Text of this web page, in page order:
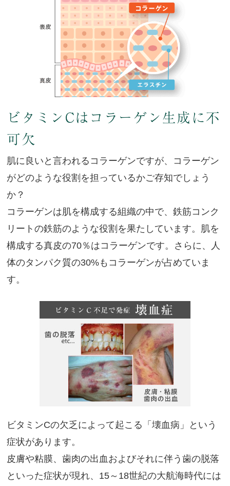
ビタミンCはコラーゲン生成に不
可欠
肌に良いと言われるコラーゲンですが、コラーゲン
がどのような役割を担っているかご存知でしょう
か？
コラーゲンは肌を構成する組織の中で、鉄筋コンク
リートの鉄筋のような役割を果たしています。肌を
構成する真皮の70％はコラーゲンです。さらに、人
体のタンパク質の30%もコラーゲンが占めていま
す。
ビタミンCの欠乏によって起こる「壊血病」という
症状があります。
皮膚や粘膜、歯肉の出血およびそれに伴う歯の脱落
といった症状が現れ、15～18世紀の大航海時代には